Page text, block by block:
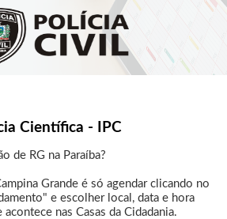
Científica - IPC
de RG na Paraíba?
Grande é só agendar clicando no
e escolher local, data e hora
nas Casas da Cidadania.